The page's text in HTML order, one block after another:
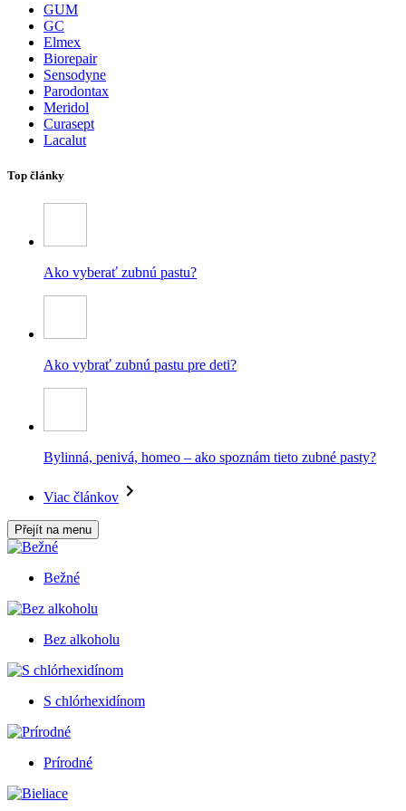
GUM
GC
Elmex
Biorepair
Sensodyne
Parodontax
Meridol
Curasept
Lacalut
Top články
Ako vyberať zubnú pastu?
Ako vybrať zubnú pastu pre deti?
Bylinná, penivá, homeo – ako spoznám tieto zubné pasty?
Viac článkov
Přejít na menu
Bežné
Bez alkoholu
S chlórhexidínom
Prírodné